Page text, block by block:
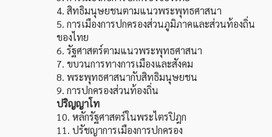
4. สิทธิมนุษยชนตามแนวพระพุทธศาสนา
5. การเมืองการปกครองส่วนภูมิภาคและส่วนท้องถิ่น
ของไทย
6. รัฐศาสตร์ตามแนวพระพุทธศาสนา
7. ขบวนการทางการเมืองและสังคม
8. พระพุทธศาสนากับสิทธิมนุษยชน
9. การปกครองส่วนท้องถิ่น
ปริญญาโท
10. หลักรัฐศาสตร์ในพระไตรปิฎก
11. ปรัชญาการเมืองการปกครอง